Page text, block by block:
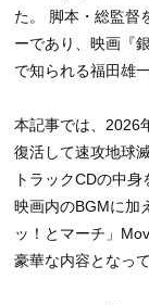
た。 脚本・総監督
ーであり、映画『
で知られる福田雄
本記事では、
復活して速攻地球
トラックCDの中身
映画内のBGMに加
ッ！とマーチ」
豪華な内容となっ